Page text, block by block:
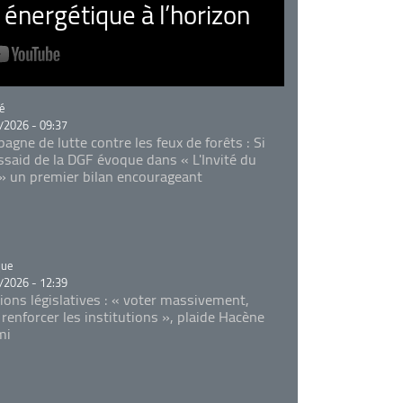
à l’horizon
- 09:37
de lutte contre les feux de forêts : Si
de la DGF évoque dans « L'Invité du
un premier bilan encourageant
- 12:39
législatives : « voter massivement,
les institutions », plaide Hacène